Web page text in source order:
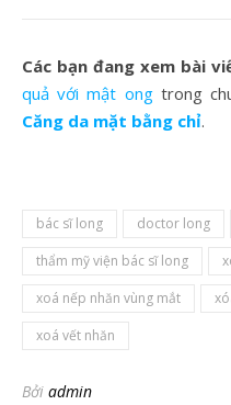
Các bạn đang xem bài
quả với mật ongtrong
Căng da mặt bằng chỉ.
bác sĩ long doctor long
thẩm mỹ viện bác sĩ long
xoá nếp nhăn vùng mắt
xoá vết nhăn
Bởi admin